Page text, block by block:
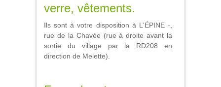
verre, vêtements.
Ils sont à votre disposition à L'ÉPINE -,
rue de la Chavée (rue à droite avant la
sortie du village par la RD208 en
direction de Melette).